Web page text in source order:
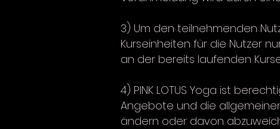
3) Um den teilnehmenden
Kurseinheiten für die Nutzer
an der bereits laufenden
4) PINK LOTUS Yoga ist
Angebote und die
ändern oder davon